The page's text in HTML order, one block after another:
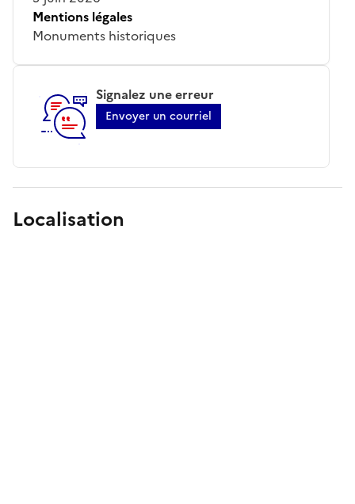
Mentions légales
Monuments historiques
Signalez une erreur
Envoyer un courriel
Localisation